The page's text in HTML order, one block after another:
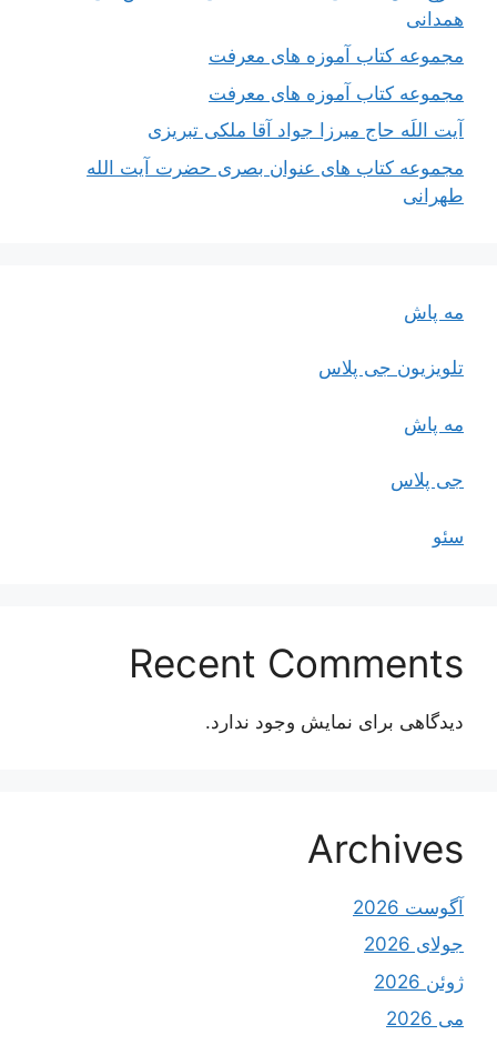
همدانی
مجموعه کتاب آموزه های معرفت
مجموعه کتاب آموزه های معرفت
آیت اللَه حاج میرزا جواد آقا ملکی تبریزی
مجموعه کتاب های عنوان بصری حضرت آیت الله
طهرانی
مه پاش
تلویزیون جی پلاس
مه پاش
جی پلاس
سئو
Recent Comments
دیدگاهی برای نمایش وجود ندارد.
Archives
آگوست 2026
جولای 2026
ژوئن 2026
می 2026